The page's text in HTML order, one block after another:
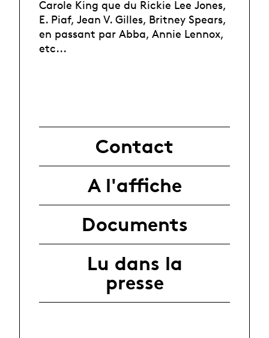
Carole King que du Rickie Lee Jones,
E. Piaf, Jean V. Gilles, Britney Spears,
en passant par Abba, Annie Lennox,
etc...
Contact
A l'affiche
Documents
Lu dans la
presse